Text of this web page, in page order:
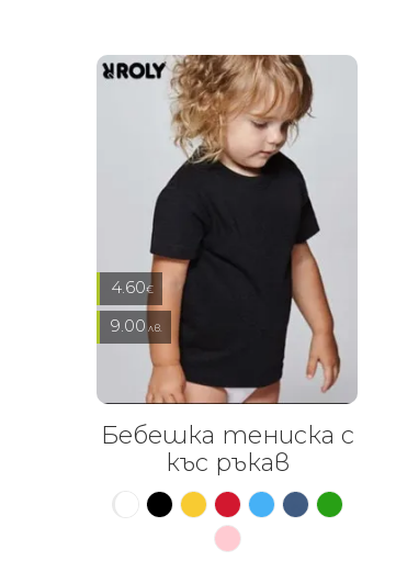
4.60€
9.00 лв.
Бебешка тениска с
къс ръкав